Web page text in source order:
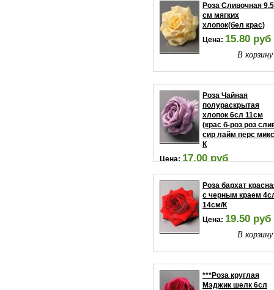
Роза Сливочная 9.5
см мягких
хлопок(бел крас)
Цена: 15.80 руб
В
Роза Чайная
полураскрытая
хлопок 6сл 11см
(крас б-роз роз
сир лайм перс
К
Цена:17.00 руб
В
Роза бархат
с черным краем
14см/К
Цена: 19.50 руб
В
***Роза круглая
Мэджик шелк 6сл